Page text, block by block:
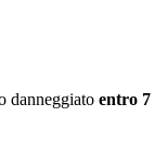
danneggiato entro